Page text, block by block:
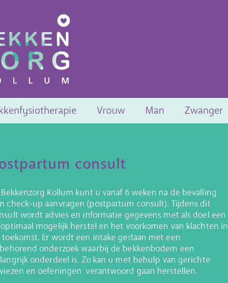
Vrouw Man Zwanger
consult
Bekkenzorg Kollum kunt u vanaf 6 weken na de bevalling
check-up aanvragen (postpartum consult). Tijdens dit
wordt advies en informatie gegevens met als doel een
mogelijk herstel en het voorkomen van klachten in
toekomst. Er wordt een intake gedaan met een
onderzoek waarbij de bekkenbodem een
onderdeel is. Zo kan u met behulp van gerichte
en oefeningen verantwoord gaan herstellen.